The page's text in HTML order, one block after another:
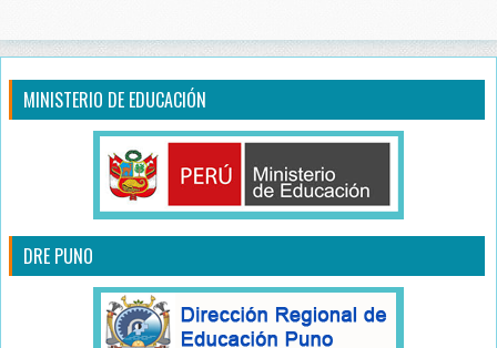
MINISTERIO DE EDUCACIÓN
DRE PUNO